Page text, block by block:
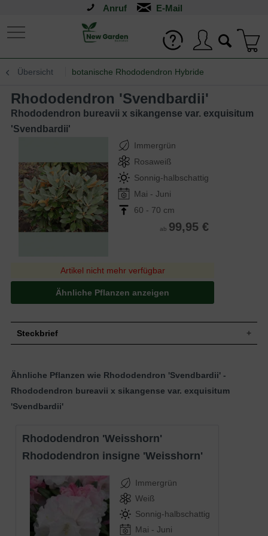
Anruf
Übersicht botanische Rhododendron Hybride
Rhododendron 'Svendbardii'
Rhododendron bureavii x sikangense var. exquisitum
'Svendbardii'
Immergrün
Rosaweiß
Sonnig-halbschattig
Mai - Juni
60 - 70 cm
ab 99,95 €
Artikel nicht mehr verfügbar
Ähnliche Pflanzen anzeigen
Steckbrief
Blüte
Rosaweiß
Ähnliche Pflanzen wie Rhododendron 'Svendbardii' -
Rhododendron bureavii x sikangense var. exquisitum
'Svendbardii'
Rhododendron 'Weisshorn'
Rhododendron insigne 'Weisshorn'
Immergrün
Weiß
Sonnig-halbschattig
Mai - Juni